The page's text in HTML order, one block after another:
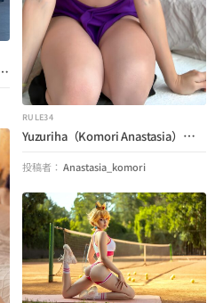
ナスタシア）（水曜日）
RULE34
Yuzuriha（Komori Anastasia）（地獄の楽園）
投稿者： Anastasia_komori